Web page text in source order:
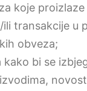
koje
transakcije u
obveza;
bi se